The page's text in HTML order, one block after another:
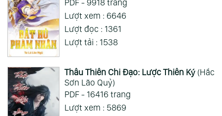
PDF - 9918 trang
Lượt xem : 6646
Lượt đọc : 1361
Lượt tải : 1538
Thâu Thiên Chi Đạo: Lược Thiên Ký(Hắc
Sơn Lão Quỷ)
PDF - 16416 trang
Lượt xem : 5869